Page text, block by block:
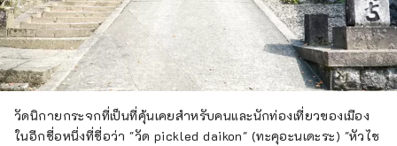
วัดนิกายกระจกที่เป็นที่คุ้นเคยสำหรับคนและนักท่องเที่ยวของเมือง
ในอีกชื่อหนึ่งที่ชื่อว่า "วัด pickled daikon" (ทะคุอะนเดะระ) "หัวไช